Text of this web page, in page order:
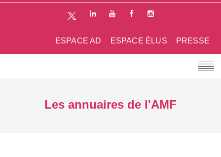
PRESSE
ESPACE ÉLUS
ESPACE AD
Les annuaires de l'AMF